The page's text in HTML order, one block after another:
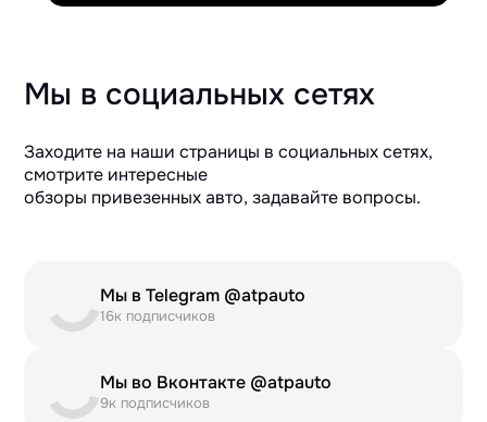
Мы в социальных сетях
Заходите на наши страницы в социальных сетях,
смотрите интересные
обзоры привезенных авто, задавайте вопросы.
Мы в Telegram @atpauto
16к подписчиков
Мы во Вконтакте @atpauto
9к подписчиков